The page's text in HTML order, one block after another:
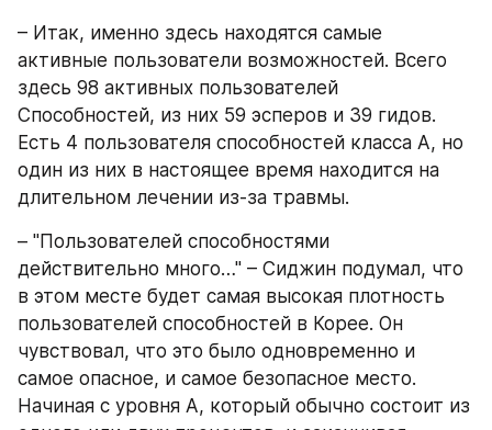
– Итак, именно здесь находятся самые
активные пользователи возможностей. Всего
здесь 98 активных пользователей
Способностей, из них 59 эсперов и 39 гидов.
Есть 4 пользователя способностей класса А, но
один из них в настоящее время находится на
длительном лечении из-за травмы.
– "Пользователей способностями
действительно много…" – Сиджин подумал, что
в этом месте будет самая высокая плотность
пользователей способностей в Корее. Он
чувствовал, что это было одновременно и
самое опасное, и самое безопасное место.
Начиная с уровня А, который обычно состоит из